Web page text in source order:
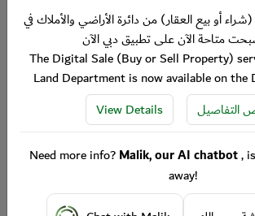
أو بيع العقار) من دائرة الأراضي والأملاك في
متاحة الآن على تطبيق دبي الآن
The Digital Sale (Buy or Sell Property)
Land Department is now available on the
View Details
التفاصيل
Need more info?Malik, our AI chatbot,
away!